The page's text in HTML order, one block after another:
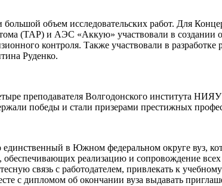
объем исследовательских работ. Для
(ТАР) и АЭС «Аккую» участвовали в
контроля. Также участвовали в
Руденко.
преподавателя Волгодонского института
победы и стали призерами престижных
в Южном федеральном округе вуз,
реализацию и сопровождение
связь с работодателем, привлекать к
с дипломом об окончании вуза выдавать